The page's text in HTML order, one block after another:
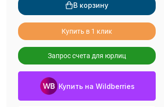
В корзину
Купить в 1 клик
Запрос счета для юрлиц
Купить на Wildberries